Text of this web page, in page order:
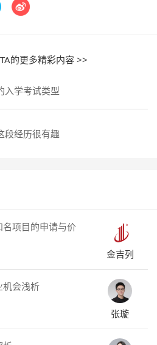
的更多精彩内容 >>
入学考试类型
段经历很有趣
项目的申请与价
金吉列
机会浅析
张璇